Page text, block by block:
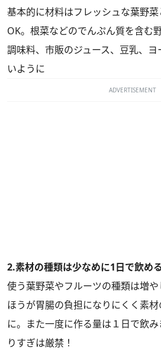
基本的に材料はフレッシュな葉野
OK。根菜などのでんぷん質を含む
調味料、市販のジュース、豆乳、
いように
ADVERTISEMENT
2.素材の種類は少なめに1日で飲め
使う葉野菜やフルーツの種類は増
ほうが胃腸の負担になりにくく素
に。また一度に作る量は１日で飲
りすぎは厳禁！